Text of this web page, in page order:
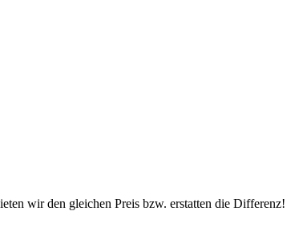
wir den gleichen Preis bzw. erstatten die Differenz!